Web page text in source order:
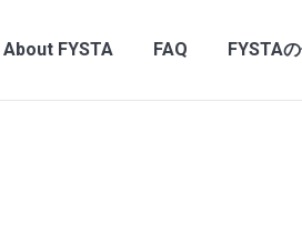
About FYSTA FAQ FYSTA